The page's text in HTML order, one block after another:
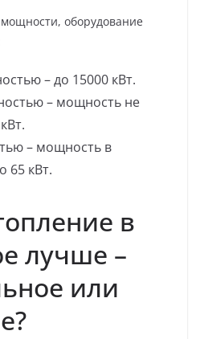
оборудование
– до 15000 кВт.
– мощность не
– мощность в
65 кВт.
в
лучше –
или